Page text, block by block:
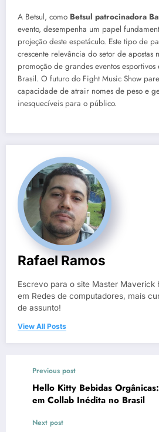
A Betsul, como Betsul patrocinadora
evento, desempenha um papel
projeção deste espetáculo. Este tipo de
crescente relevância do setor de apostas
promoção de grandes eventos
Brasil. O futuro do Fight Music Show
capacidade de atrair nomes de peso e
inesquecíveis para o público.
Rafael Ramos
Escrevo para o site Master Maverick
em Redes de computadores, mais
de assunto!
View All Posts
Previous post
Hello Kitty Bebidas
em Collab Inédita no Brasil
Next post